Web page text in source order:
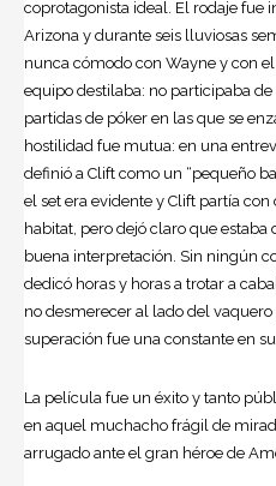
coprotagonista ideal. El rodaje fue
Arizona y durante seis lluviosas
nunca cómodo con Wayne y con
equipo destilaba: no participaba de
partidas de póker en las que se
hostilidad fue mutua: en una
definió a Clift como un “pequeño
el set era evidente y Clift partía con
habitat, pero dejó claro que
buena interpretación. Sin ningún
dedicó horas y horas a trotar a
no desmerecer al lado del
superación fue una constante en
La película fue un éxito y tanto
en aquel muchacho frágil de
arrugado ante el gran héroe de